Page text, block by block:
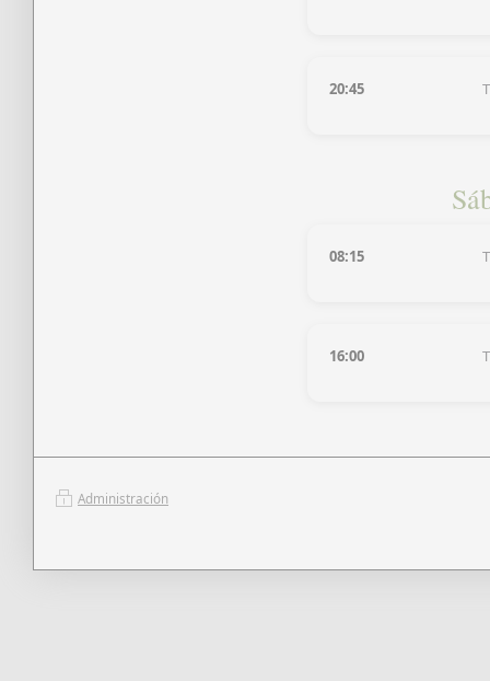
20:45
08:15
16:00
Administración